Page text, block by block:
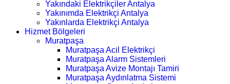
Yakındaki Elektrikçiler Antalya
Yakınımda Elektrikçi Antalya
Yakınlarda Elektrikçi Antalya
Hizmet Bölgeleri
Muratpaşa
Muratpaşa Acil Elektrikçi
Muratpaşa Alarm Sistemleri
Muratpaşa Avize Montajı Tamiri
Muratpaşa Aydınlatma Sistemi